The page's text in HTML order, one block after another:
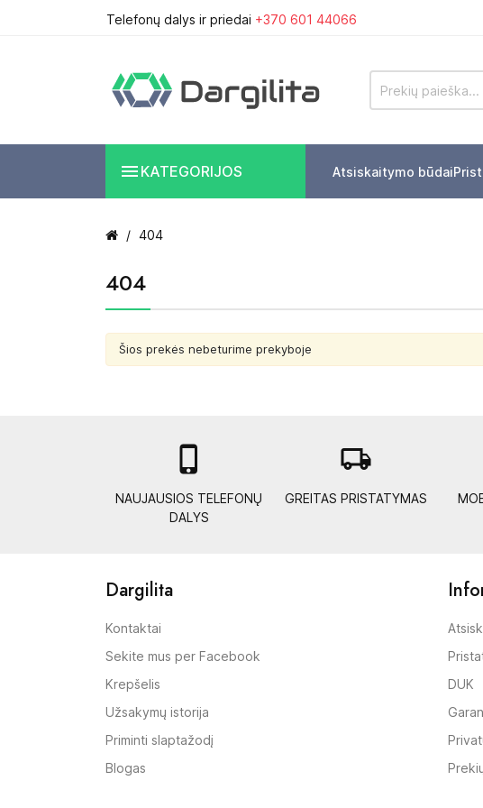
Telefonų dalys ir priedai +370 601 44066
 KATEGORIJOS Atsiskaitymo būdai
404
404
Šios prekės nebeturime prekyboje

NAUJAUSIOS TELEFONŲ
DALYS
local_shipping
GREITAS PRISTATYMAS
Dargilita
Kontaktai
Sekite mus per Facebook
Krepšelis
Užsakymų istorija
Priminti slaptažodį
Blogas
DUK